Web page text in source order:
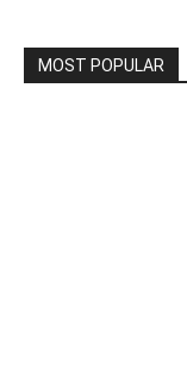
MOST POPULAR